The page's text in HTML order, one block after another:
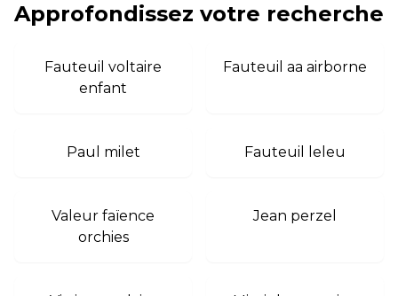
Approfondissez votre recherche
Fauteuil voltaire
enfant
Fauteuil aa airborne
Paul milet Fauteuil leleu
Valeur faïence
orchies
Jean perzel